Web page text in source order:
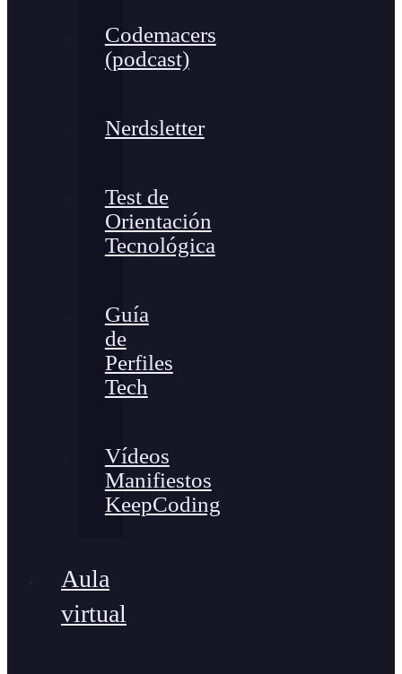
Codemacers
(podcast)
Nerdsletter
Test de
Orientación
Tecnológica
Guía
de
Perfiles
Tech
Vídeos
Manifiestos
KeepCoding
Aula
virtual